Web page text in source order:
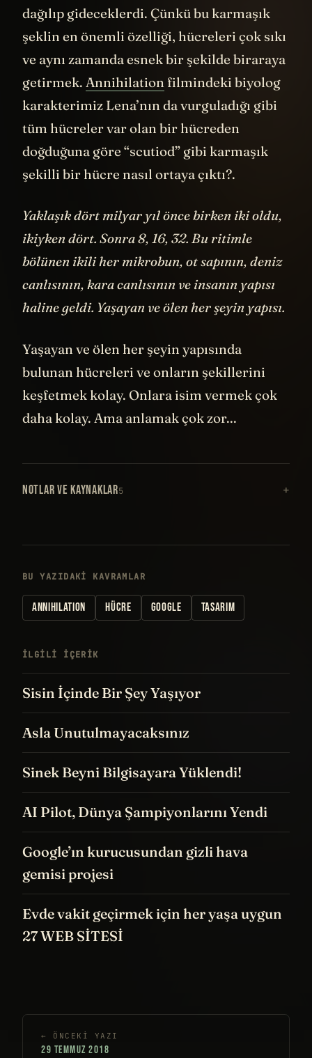
dağılıp gideceklerdi. Çünkü bu karmaşık
şeklin en önemli özelliği, hücreleri çok sıkı
ve aynı zamanda esnek bir şekilde biraraya
getirmek. Annihilation filmindeki biyolog
karakterimiz Lena’nın da vurguladığı gibi
tüm hücreler var olan bir hücreden
doğduğuna göre “scutiod” gibi karmaşık
şekilli bir hücre nasıl ortaya çıktı?.
Yaklaşık dört milyar yıl önce birken iki oldu,
ikiyken dört. Sonra 8, 16, 32. Bu ritimle
bölünen ikili her mikrobun, ot sapının, deniz
canlısının, kara canlısının ve insanın yapısı
haline geldi. Yaşayan ve ölen her şeyin yapısı.
Yaşayan ve ölen her şeyin yapısında
bulunan hücreleri ve onların şekillerini
keşfetmek kolay. Onlara isim vermek çok
daha kolay. Ama anlamak çok zor...
NOTLAR VE KAYNAKLAR5
BU YAZIDAKI KAVRAMLAR
ANNIHILATION HÜCRE GOOGLE TASARIM
İLGILI IÇERIK
Sisin İçinde Bir Şey Yaşıyor
Asla Unutulmayacaksınız
Sinek Beyni Bilgisayara Yüklendi!
AI Pilot, Dünya Şampiyonlarını Yendi
Google’ın kurucusundan gizli hava
gemisi projesi
Evde vakit geçirmek için her yaşa uygun
27 WEB SİTESİ
← ÖNCEKI YAZI
29 TEMMUZ 2018